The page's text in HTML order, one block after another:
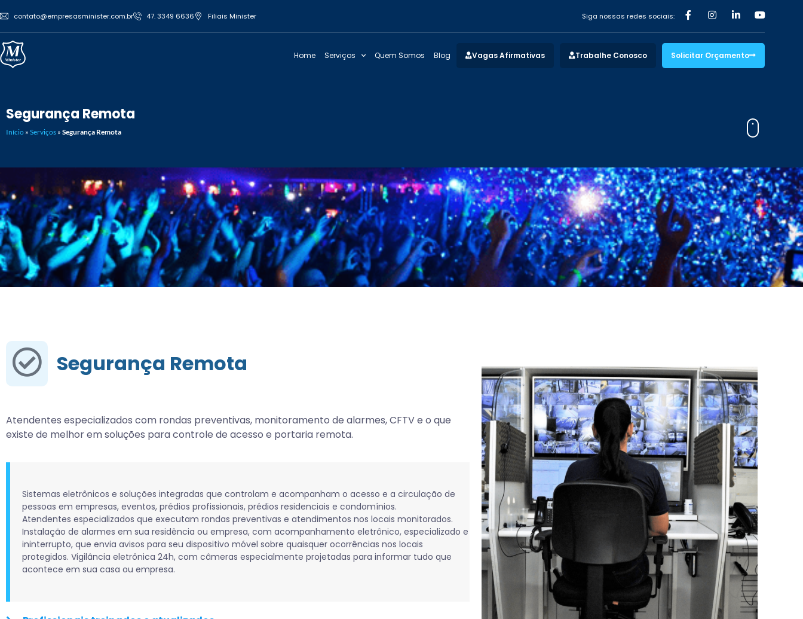
contato@empresasminister.com.br 47. 3349 6636 Filiais Minister Siga nossas redes sociais:
Home Serviços Quem Somos Blog Vagas Afirmativas Trabalhe Conosco Solicitar Orçamento
Segurança Remota
Início » Serviços » Segurança Remota
Segurança Remota
Atendentes especializados com rondas preventivas, monitoramento de alarmes, CFTV e o que
existe de melhor em soluções para controle de acesso e portaria remota.
Sistemas eletrônicos e soluções integradas que controlam e acompanham o acesso e a circulação de
pessoas em empresas, eventos, prédios profissionais, prédios residenciais e condomínios.
Atendentes especializados que executam rondas preventivas e atendimentos nos locais monitorados.
Instalação de alarmes em sua residência ou empresa, com acompanhamento eletrônico, especializado e
ininterrupto, que envia avisos para seu dispositivo móvel sobre quaisquer ocorrências nos locais
protegidos. Vigilância eletrônica 24h, com câmeras especialmente projetadas para informar tudo que
acontece em sua casa ou empresa.